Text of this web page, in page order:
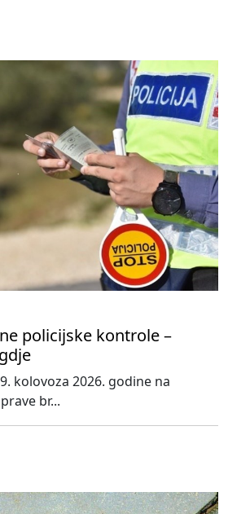
policijske kontrole –
kolovoza 2026. godine na
br...